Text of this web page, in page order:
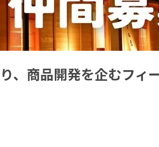
、商品開発を企むフィ